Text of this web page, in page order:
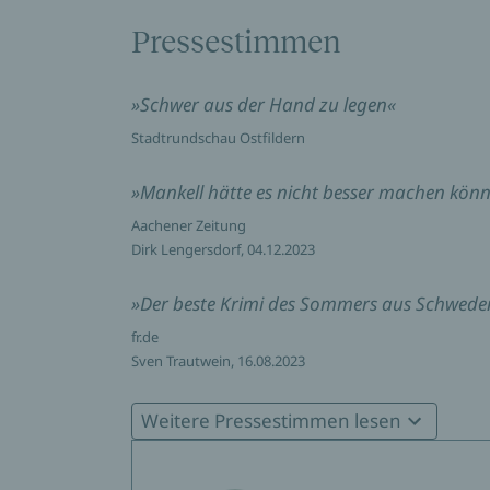
Pressestimmen
»Schwer aus der Hand zu legen«
Stadtrundschau Ostfildern
»Mankell hätte es nicht besser machen
Aachener Zeitung
Dirk Lengersdorf, 04.12.2023
»Der beste Krimi des Sommers aus
fr.de
Sven Trautwein, 16.08.2023
»Bestechend ausgefeilte Charaktere,
Weitere Pressestimmen lesen